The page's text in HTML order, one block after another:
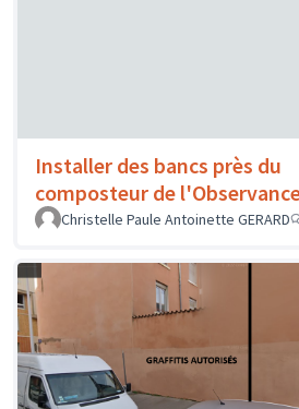
Installer des bancs près du
composteur de
Christelle Paule Antoinette GERARD